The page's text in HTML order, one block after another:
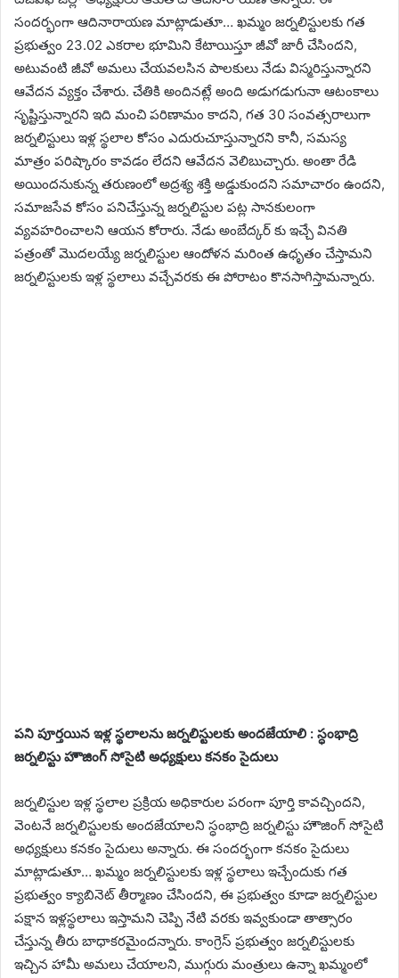
సందర్భంగా ఆదినారాయణ మాట్లాడుతూ… ఖమ్మం జర్నలిస్టులకు గత
ప్రభుత్వం 23.02 ఎకరాల భూమిని కేటాయిస్తూ జీవో జారీ చేసిందని,
అటువంటి జీవో అమలు చేయవలసిన పాలకులు నేడు విస్మరిస్తున్నారని
ఆవేదన వ్యక్తం చేశారు. చేతికి అందినట్లే అంది అడుగడుగునా ఆటంకాలు
సృష్టిస్తున్నారని ఇది మంచి పరిణామం కాదని, గత 30 సంవత్సరాలుగా
జర్నలిస్టులు ఇళ్ల స్థలాల కోసం ఎదురుచూస్తున్నారని కానీ, సమస్య
మాత్రం పరిష్కారం కావడం లేదని ఆవేదన వెలిబుచ్చారు. అంతా రేడి
అయిందనుకున్న తరుణంలో అద్రశ్య శక్తి అడ్డుకుందని సమాచారం ఉందని,
సమాజసేవ కోసం పనిచేస్తున్న జర్నలిస్టుల పట్ల సానకులంగా
వ్యవహరించాలని ఆయన కోరారు. నేడు అంబేద్కర్ కు ఇచ్చే వినతి
పత్రంతో మొదలయ్యే జర్నలిస్టుల ఆందోళన మరింత ఉధృతం చేస్తామని
జర్నలిస్టులకు ఇళ్ల స్థలాలు వచ్చేవరకు ఈ పోరాటం కొనసాగిస్తామన్నారు.
పని పూర్తయిన ఇళ్ల స్థలాలను జర్నలిస్టులకు అందజేయాలి : స్ధంభాద్రి
జర్నలిస్టు హౌజింగ్ సోసైటి అధ్యక్షులు కనకం సైదులు
జర్నలిస్టుల ఇళ్ల స్థలాల ప్రక్రియ అధికారుల పరంగా పూర్తి కావచ్చిందని,
వెంటనే జర్నలిస్టులకు అందజేయాలని స్ధంభాద్రి జర్నలిస్టు హౌజింగ్ సోసైటి
అధ్యక్షులు కనకం సైదులు అన్నారు. ఈ సందర్భంగా కనకం సైదులు
మాట్లాడుతూ… ఖమ్మం జర్నలిస్టులకు ఇళ్ల స్థలాలు ఇచ్చేందుకు గత
ప్రభుత్వం క్యాబినెట్ తీర్మాణం చేసిందని, ఈ ప్రభుత్వం కూడా జర్నలిస్టుల
పక్షాన ఇళ్లస్థలాలు ఇస్తామని చెప్పి నేటి వరకు ఇవ్వకుండా తాత్సారం
చేస్తున్న తీరు బాధాకరమైందన్నారు. కాంగ్రెస్ ప్రభుత్వం జర్నలిస్టులకు
ఇచ్చిన హామీ అమలు చేయాలని, ముగ్గురు మంత్రులు ఉన్నా ఖమ్మంలో